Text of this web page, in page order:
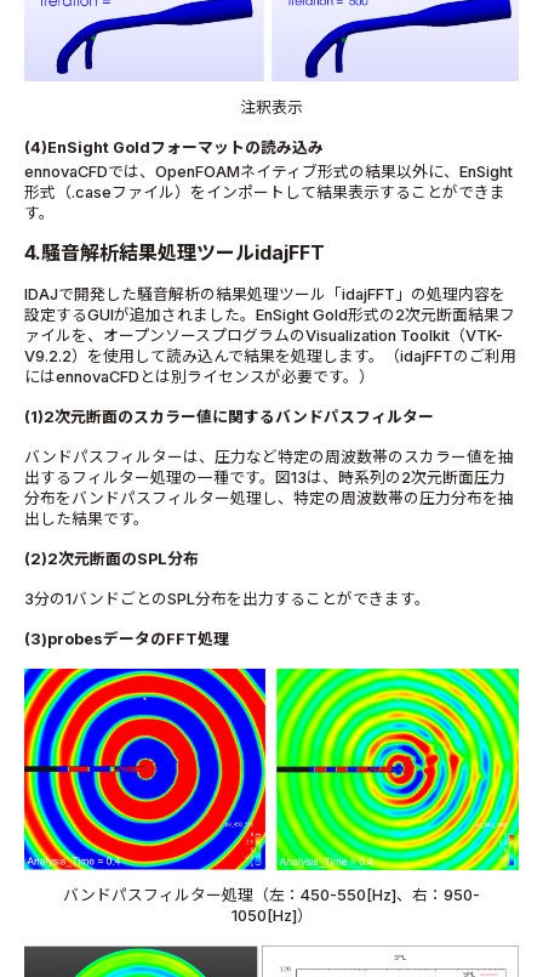
注釈表示
(4)EnSight Goldフォーマットの読み込み
ennovaCFDでは、 OpenFOAMネイティブ形式の結果以外に、 EnSight
形式（.caseファイル）をインポートして結果表示することができま
す。
4.騒音解析結果処理ツールidajFFT
IDAJで開発した騒音解析の結果処理ツール「idajFFT」の処理内容を
設定するGUIが追加されました。EnSight Gold形式の2次元断面結果フ
ァイルを、オープンソースプログラムのVisualization Toolkit（VTK-
V9.2.2）を使用して読み込んで結果を処理します。（idajFFTのご利用
にはennovaCFDとは別ライセンスが必要です。）
(1)2次元断面のスカラー値に関するバンドパスフィルター
バンドパスフィルターは、圧力など特定の周波数帯のスカラー値を抽
出するフィルター処理の一種です。図13は、時系列の2次元断面圧力
分布をバンドパスフィルター処理し、特定の周波数帯の圧力分布を抽
出した結果です。
(2)2次元断面のSPL分布
3分の1バンドごとのSPL分布を出力することができます。
(3)probesデータのFFT処理
バンドパスフィルター処理（左：450-550[Hz]、右：950-
1050[Hz]）